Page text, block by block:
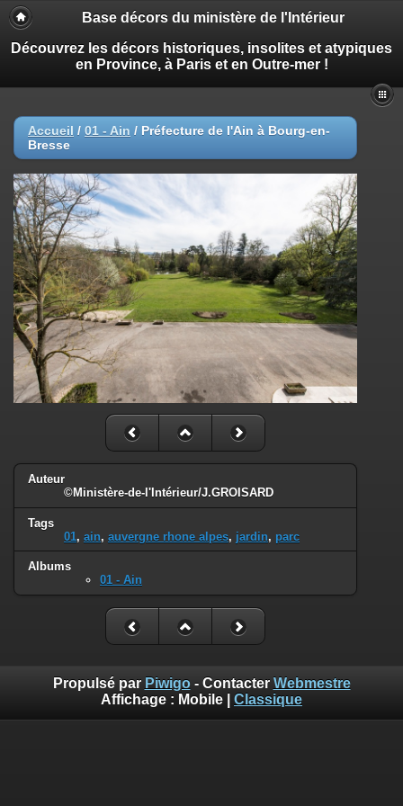
Base décors du ministère de l'Intérieur
Découvrez les décors historiques, insolites et atypiques
en Province, à Paris et en Outre-mer !
Accueil / 01 - Ain / Préfecture de l'Ain à Bourg-en-
Bresse
Auteur
©Ministère-de-l'Intérieur/J.GROISARD
Tags
01, ain, auvergne rhone alpes, jardin, parc
Albums
01 - Ain
Propulsé par Piwigo- Contacter Webmestre
Affichage : Mobile Classique